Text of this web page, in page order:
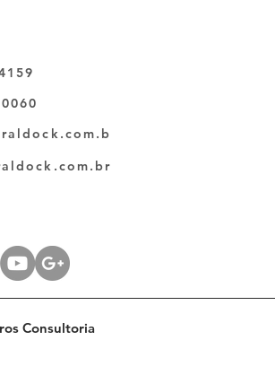
Consultoria